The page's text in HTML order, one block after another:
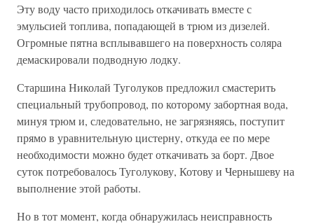
Эту воду часто приходилось откачивать вместе с
эмульсией топлива, попадающей в трюм из дизелей.
Огромные пятна всплывавшего на поверхность соляра
демаскировали подводную лодку.
Старшина Николай Туголуков предложил смастерить
специальный трубопровод, по которому забортная вода,
минуя трюм и, следовательно, не загрязняясь, поступит
прямо в уравнительную цистерну, откуда ее по мере
необходимости можно будет откачивать за борт. Двое
суток потребовалось Туголукову, Котову и Чернышеву на
выполнение этой работы.
Но в тот момент, когда обнаружилась неисправность